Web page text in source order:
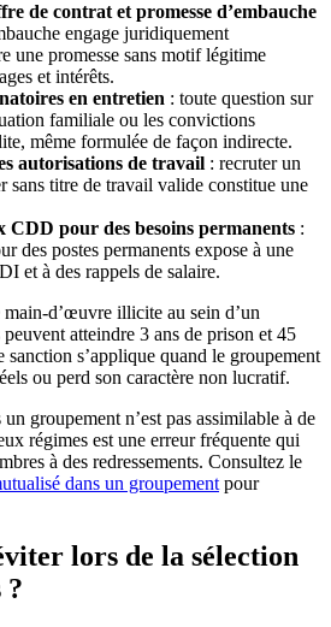
de contrat et promesse d’embauche
engage juridiquement
une promesse sans motif légitime
et intérêts.
en entretien : toute question sur
familiale ou les convictions
même formulée de façon indirecte.
autorisations de travail : recruter un
sans titre de travail valide constitue une
CDD pour des besoins permanents :
des postes permanents expose à une
et à des rappels de salaire.
d’œuvre illicite au sein d’un
atteindre 3 ans de prison et 45
sanction s’applique quand le groupement
ou perd son caractère non lucratif.
groupement n’est pas assimilable à de
régimes est une erreur fréquente qui
à des redressements. Consultez le
dans un groupement pour
lors de la sélection
?